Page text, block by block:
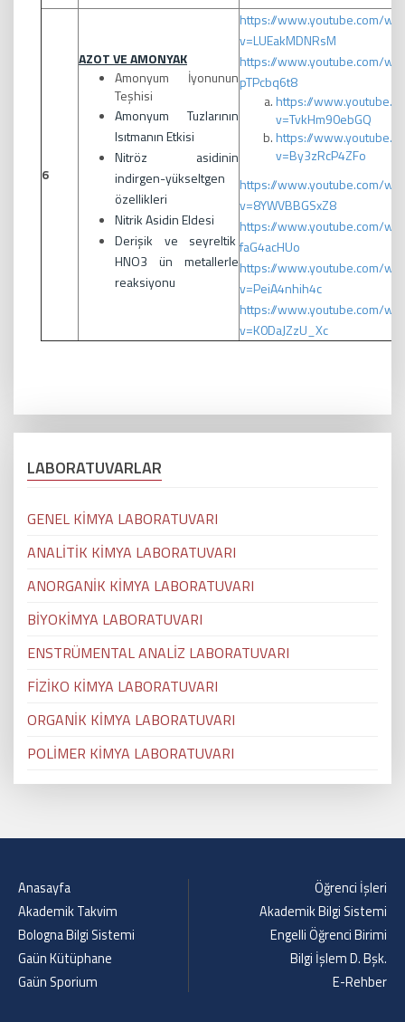
6
AZOT VE AMONYAK
Amonyum İyonunun
Teşhisi
Amonyum Tuzlarının
Isıtmanın Etkisi
Nitröz asidinin
indirgen-yükseltgen
özellikleri
Nitrik Asidin Eldesi
Derişik ve seyreltik
HNO3 ün metallerle
reaksiyonu
https://www.youtube.com/
v=LUEakMDNRsM
https://www.youtube.com/
pTPcbq6t8
https://
v=TvkHm90ebGQ
https://
v=By3zRcP4ZFo
https://www.youtube.com/
v=8YWVBBGSxZ8
https://www.youtube.com/
faG4acHUo
https://www.youtube.com/
v=PeiA4nhih4c
https://www.youtube.com/
v=K0DaJZzU_Xc
LABORATUVARLAR
GENEL KİMYA LABORATUVARI
ANALİTİK KİMYA LABORATUVARI
ANORGANİK KİMYA LABORATUVARI
BİYOKİMYA LABORATUVARI
ENSTRÜMENTAL ANALİZ LABORATUVARI
FİZİKO KİMYA LABORATUVARI
ORGANİK KİMYA LABORATUVARI
POLİMER KİMYA LABORATUVARI
Anasayfa
Akademik Takvim
Bologna Bilgi Sistemi
Gaün Kütüphane
Gaün Sporium
Öğrenci İşleri
Akademik Bilgi Sistemi
Engelli Öğrenci Birimi
Bilgi İşlem D. Bşk.
E-Rehber